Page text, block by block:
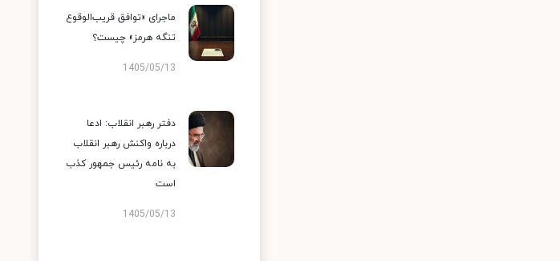
ماجرای «توافق قریب‌الوقوع
تنگه هرمز» چیست؟
1405/05/13
دفتر رهبر انقلاب: ادعا
درباره واکنش رهبر انقلاب
به نامه رئیس جمهور کذب
است
1405/05/13